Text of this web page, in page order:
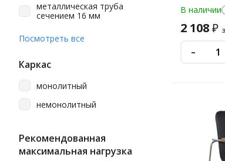
табуреты
металлическая труба
сечением 16 мм
сечением 16 мм и 20 мм
Посмотреть все
Каркас
монолитный
немонолитный
Рекомендованная
максимальная нагрузка
В наличии
2 108₽
-